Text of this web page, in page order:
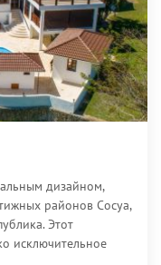
дизайном,
районов Сосуа,
Этот
исключительное